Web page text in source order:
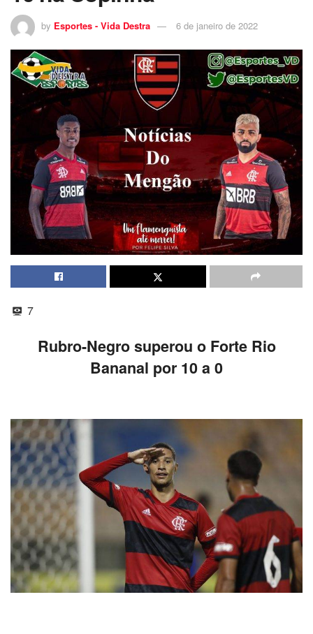
by Esportes - Vida Destra 6 de janeiro de 2022
7
Rubro-Negro superou o Forte Rio
Bananal por 10 a 0